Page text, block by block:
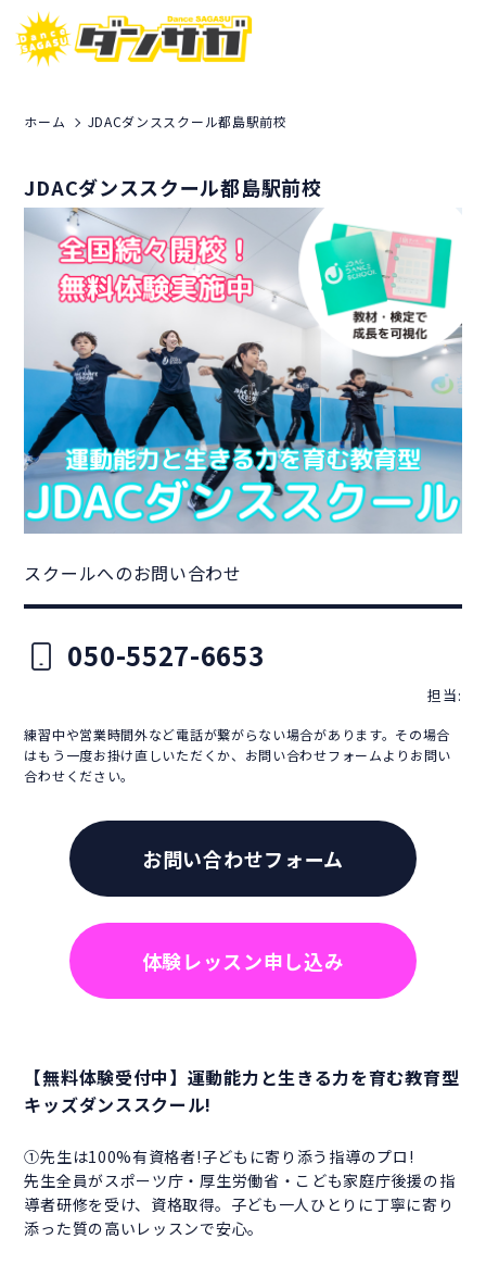
ホーム JDACダンススクール都島駅前校
JDACダンススクール都島駅前校
スクールへのお問い合わせ
050-5527-6653
担当:
練習中や営業時間外など電話が繋がらない場合があります。その場合
はもう一度お掛け直しいただくか、お問い合わせフォームよりお問い
合わせください。
お問い合わせフォーム
体験レッスン申し込み
【無料体験受付中】運動能力と生きる力を育む教育型
キッズダンススクール!
①先生は100%有資格者!子どもに寄り添う指導のプロ!
先生全員がスポーツ庁・厚生労働省・こども家庭庁後援の指
導者研修を受け、資格取得。子ども一人ひとりに丁寧に寄り
添った質の高いレッスンで安心。